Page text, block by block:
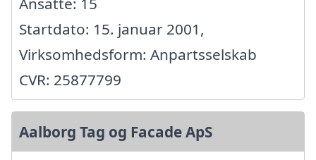
Startdato: 15. januar 2001,
Virksomhedsform: Anpartsselskab
CVR: 25877799
Aalborg Tag og Facade ApS